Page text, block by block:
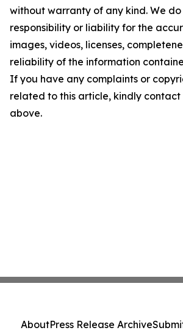
without warranty of any kind. We
responsibility or liability for the
images, videos, licenses,
reliability of the information
If you have any complaints or
related to this article, kindly
above.
AboutPress Release Archive